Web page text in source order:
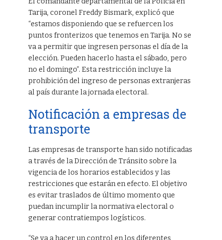
Tarija, coronel Freddy Bismark, explicó que
“estamos disponiendo que se refuercen los
puntos fronterizos que tenemos en Tarija. No se
va a permitir que ingresen personas el día de la
elección. Pueden hacerlo hasta el sábado, pero
no el domingo”. Esta restricción incluye la
prohibición del ingreso de personas extranjeras
al país durante la jornada electoral.
Notificación a empresas de
transporte
Las empresas de transporte han sido notificadas
a través de la Dirección de Tránsito sobre la
vigencia de los horarios establecidos y las
restricciones que estarán en efecto. El objetivo
es evitar traslados de último momento que
puedan incumplir la normativa electoral o
generar contratiempos logísticos.
“Se va a hacer un control en los diferentes